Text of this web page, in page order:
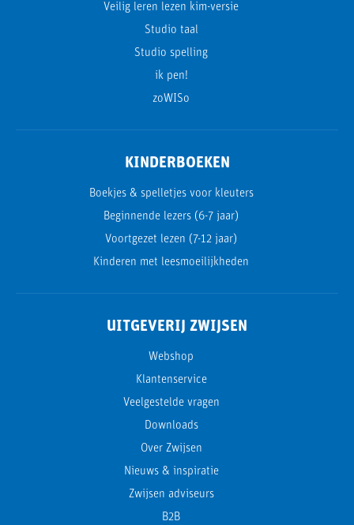
Veilig leren lezen kim-versie
Studio taal
Studio spelling
ik pen!
zoWISo
KINDERBOEKEN
Boekjes & spelletjes voor kleuters
Beginnende lezers (6-7 jaar)
Voortgezet lezen (7-12 jaar)
Kinderen met leesmoeilijkheden
UITGEVERIJ ZWIJSEN
Webshop
Klantenservice
Veelgestelde vragen
Downloads
Over Zwijsen
Nieuws & inspiratie
Zwijsen adviseurs
B2B